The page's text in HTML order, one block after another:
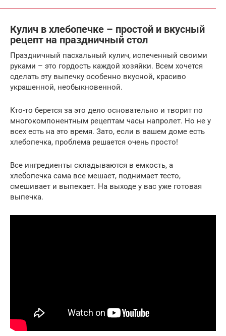
Кулич в хлебопечке – простой и вкусный
рецепт на праздничный стол
Праздничный пасхальный кулич, испеченный своими
руками – это гордость каждой хозяйки. Всем хочется
сделать эту выпечку особенно вкусной, красиво
украшенной, необыкновенной.
Кто-то берется за это дело основательно и творит по
многокомпонентным рецептам часы напролет. Но не у
всех есть на это время. Зато, если в вашем доме есть
хлебопечка, проблема решается очень просто!
Все ингредиенты складываются в емкость, а
хлебопечка сама все мешает, поднимает тесто,
смешивает и выпекает. На выходе у вас уже готовая
выпечка.